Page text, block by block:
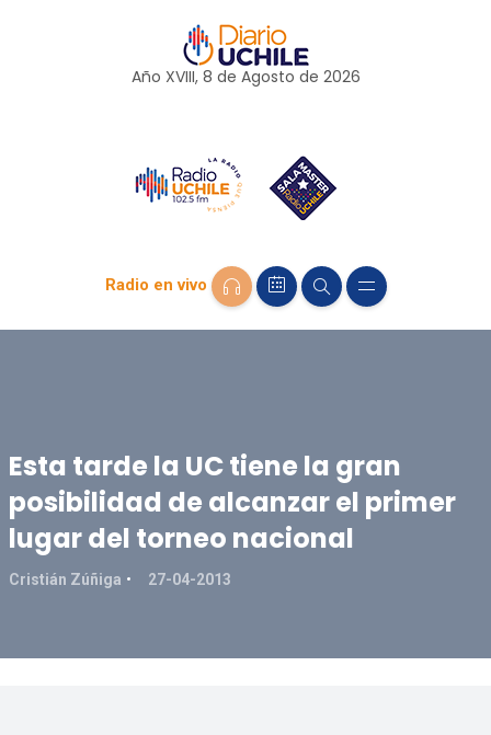
Año XVIII, 8 de Agosto de 2026
Radio en vivo
Esta tarde la UC tiene la gran
posibilidad de alcanzar el primer
lugar del torneo nacional
Cristián Zúñiga 27-04-2013